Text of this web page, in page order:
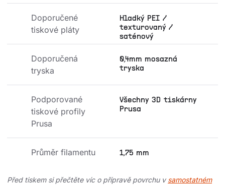
Doporučené
tiskové pláty
Hladký PEI /
texturovaný /
saténový
Doporučená
tryska
0,4mm mosazná
tryska
Podporované
tiskové profily
Prusa
Všechny 3D tiskárny
Prusa
Průměr filamentu 1,75 mm
Před tiskem si přečtěte víc o přípravě povrchu v samostatném